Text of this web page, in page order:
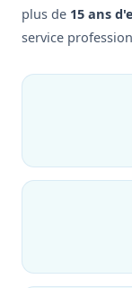
plus de 15 ans
service